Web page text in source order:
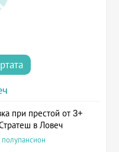
при престой от 3+
в Ловеч